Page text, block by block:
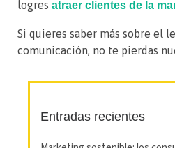
logres atraer clientes de la
Si quieres saber más sobre el
comunicación, no te pierdas
Entradas recientes